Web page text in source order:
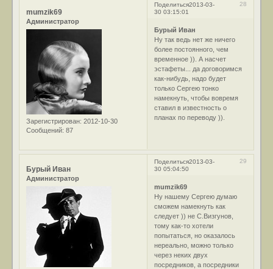
Поделиться 28
2013-03-
30 03:15:01
mumzik69
Администратор
Зарегистрирован: 2012-10-30
Сообщений: 87
Бурый Иван
Ну так ведь нет же ничего
более постоянного, чем
временное )). А насчет
эстафеты... да договоримся
как-нибудь, надо будет
только Сергею тонко
намекнуть, чтобы вовремя
ставил в известность о
планах по переводу )).
Поделиться 29
2013-03-
30 05:04:50
Бурый Иван
Администратор
mumzik69
Ну нашему Сергею думаю
сможем намекнуть как
следует )) не С.Визгунов,
тому как-то хотели
попытаться, но оказалось
нереально, можно только
через неких двух
посредников, а посредники